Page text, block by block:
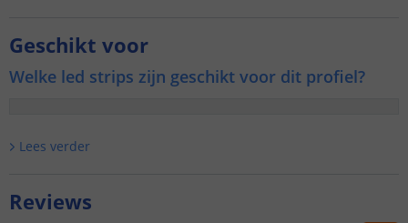
Geschikt voor
Welke led strips zijn geschikt voor dit profiel?
Lees verder
Reviews